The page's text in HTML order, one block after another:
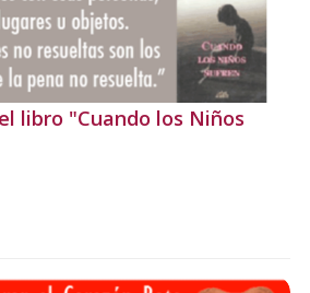
libro "Cuando los Niños